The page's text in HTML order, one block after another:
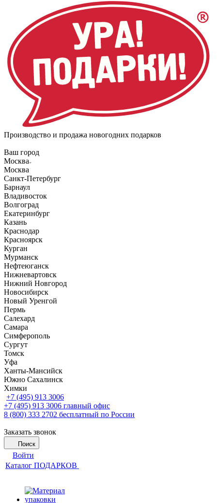
Производство и продажа новогодних подарков
Ваш город
Москва
Москва
Санкт-Петербург
Барнаул
Владивосток
Волгоград
Екатеринбург
Казань
Краснодар
Красноярск
Курган
Мурманск
Нефтеюганск
Нижневартовск
Нижний Новгород
Новосибирск
Новый Уренгой
Пермь
Салехард
Самара
Симферополь
Сургут
Томск
Уфа
Ханты-Мансийск
Южно Сахалинск
Химки
+7 (495) 913 3006
+7 (495) 913 3006 главный офис
8 (800) 333 2702 бесплатный по России
Заказать звонок
Поиск
Войти
Каталог ПОДАРКОВ